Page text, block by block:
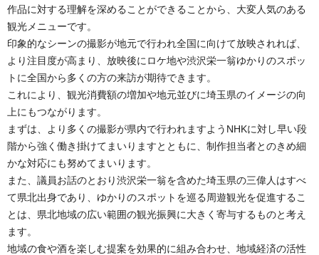
作品に対する理解を深めることができることから、大変人気のある
観光メニューです。
印象的なシーンの撮影が地元で行われ全国に向けて放映されれば、
より注目度が高まり、放映後にロケ地や渋沢栄一翁ゆかりのスポッ
トに全国から多くの方の来訪が期待できます。
これにより、観光消費額の増加や地元並びに埼玉県のイメージの向
上にもつながります。
まずは、より多くの撮影が県内で行われますようNHKに対し早い段
階から強く働き掛けてまいりますとともに、制作担当者とのきめ細
かな対応にも努めてまいります。
また、議員お話のとおり渋沢栄一翁を含めた埼玉県の三偉人はすべ
て県北出身であり、ゆかりのスポットを巡る周遊観光を促進するこ
とは、県北地域の広い範囲の観光振興に大きく寄与するものと考え
ます。
地域の食や酒を楽しむ提案を効果的に組み合わせ、地域経済の活性